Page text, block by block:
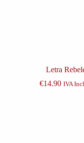
Letra
€14.90 IVA